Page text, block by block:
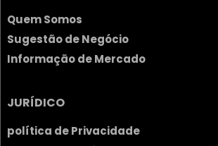
Quem Somos
Sugestão de Negócio
Informação de Mercado
JURÍDICO
política de Privacidade